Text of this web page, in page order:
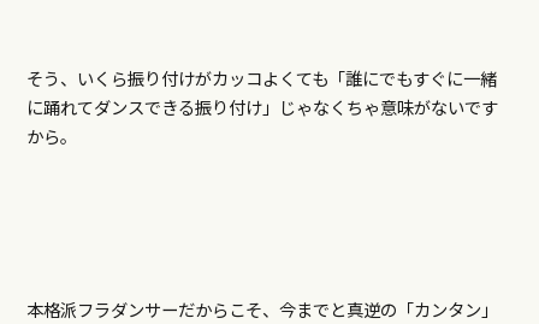
そう、いくら振り付けがカッコよくても「誰にでもすぐに一緒
に踊れてダンスできる振り付け」じゃなくちゃ意味がないです
から。
本格派フラダンサーだからこそ、今までと真逆の「カンタン」